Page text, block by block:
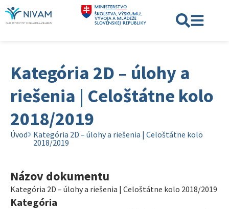
Kategória 2D – úlohy a
riešenia | Celoštátne kolo
2018/2019
Úvod
Kategória 2D – úlohy a riešenia | Celoštátne kolo
2018/2019
Názov dokumentu
Kategória 2D – úlohy a riešenia | Celoštátne kolo 2018/2019
Kategória